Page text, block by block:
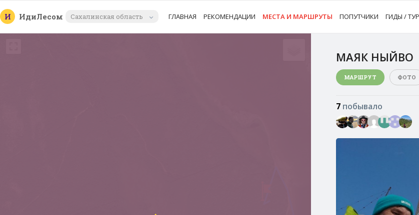
И ИдиЛесом Сахалинская область ГЛАВНАЯ РЕКОМЕНДАЦИИ МЕСТА И МАРШРУТЫ ПОПУТЧИКИ ГИДЫ /
МАЯК НЫЙВО
МАРШРУТ ФОТО
7 побывало